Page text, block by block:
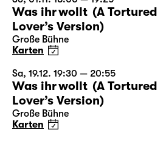
Was ihr wollt (A Tortured
Lover’s Version)
Große Bühne
Karten
Sa, 19.12. 19:30 — 20:55
Was ihr wollt (A Tortured
Lover’s Version)
Große Bühne
Karten